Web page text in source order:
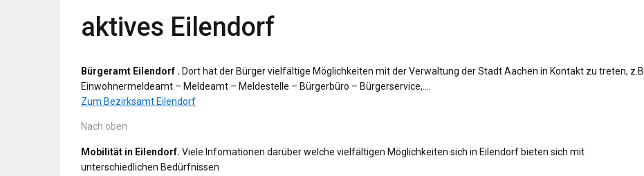
aktives Eilendorf
Bürgeramt Eilendorf . Dort hat der Bürger vielfältige Möglichkeiten mit der Verwaltung der Stadt Aachen in Kontakt zu treten, z.B.
Einwohnermeldeamt – Meldeamt – Meldestelle – Bürgerbüro – Bürgerservice,….
Zum Bezirksamt Eilendorf
Nach oben
Mobilität in Eilendorf. Viele Infomationen darüber welche vielfältigen Möglichkeiten sich in Eilendorf bieten sich mit
unterschiedlichen Bedürfnissen